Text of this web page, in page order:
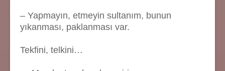
– Yapmayın, etmeyin sultanım, bunun
yıkanması, paklanması var.
Tekfini, telkini…